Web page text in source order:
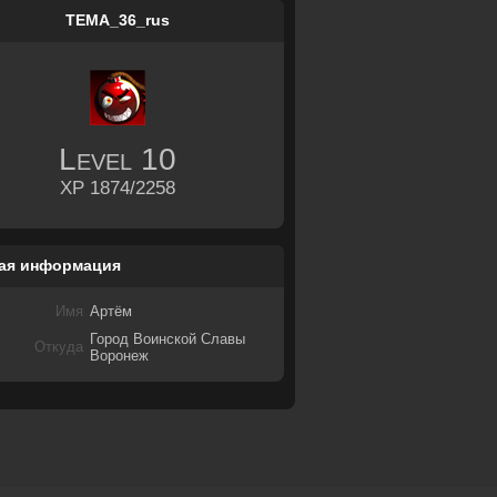
TEMA_36_rus
Level 10
XP 1874/2258
информация
Имя Артём
Откуда
Город Воинской Славы
Воронеж